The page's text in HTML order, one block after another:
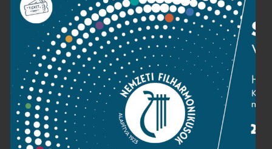
Press room
Terms and privacy
Imprint
NATIONAL PHILHARMONIC